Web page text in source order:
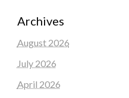
Archives
August 2026
July 2026
April 2026